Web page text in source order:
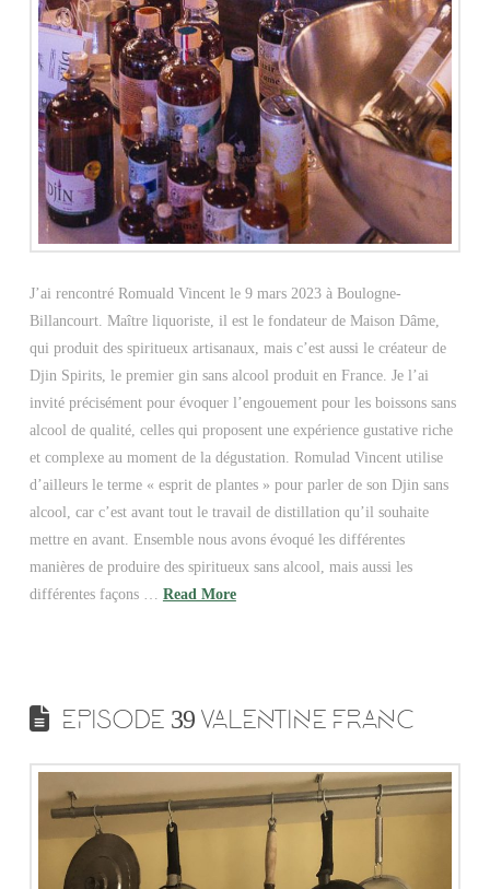
J’ai rencontré Romuald Vincent le 9 mars 2023 à Boulogne-
Billancourt. Maître liquoriste, il est le fondateur de Maison Dâme,
qui produit des spiritueux artisanaux, mais c’est aussi le créateur de
Djin Spirits, le premier gin sans alcool produit en France. Je l’ai
invité précisément pour évoquer l’engouement pour les boissons sans
alcool de qualité, celles qui proposent une expérience gustative riche
et complexe au moment de la dégustation. Romulad Vincent utilise
d’ailleurs le terme « esprit de plantes » pour parler de son Djin sans
alcool, car c’est avant tout le travail de distillation qu’il souhaite
mettre en avant. Ensemble nous avons évoqué les différentes
manières de produire des spiritueux sans alcool, mais aussi les
différentes façons … Read More
EPISODE 39 VALENTINE FRANC